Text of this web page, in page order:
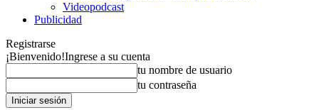
Videopodcast
Publicidad
Registrarse
¡Bienvenido!Ingrese a su cuenta
tu nombre de usuario
tu contraseña